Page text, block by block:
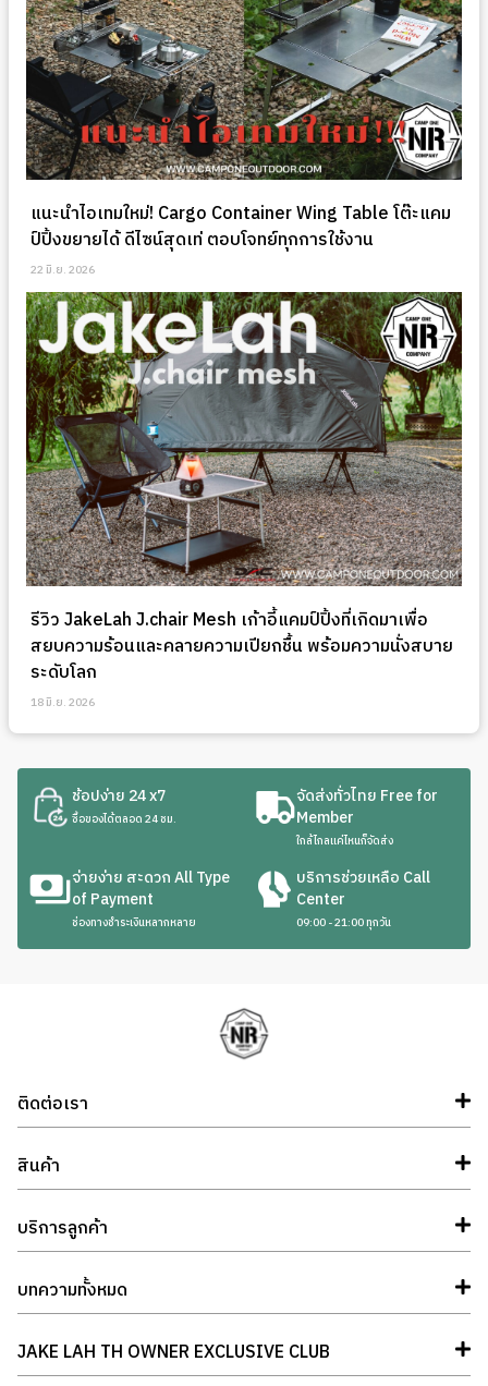
แนะนำไอเทมใหม่! Cargo Container Wing Table โต๊ะแคม
ป์ปิ้งขยายได้ ดีไซน์สุดเท่ ตอบโจทย์ทุกการใช้งาน
22 มิ.ย. 2026
รีวิว JakeLah J.chair Mesh เก้าอี้แคมป์ปิ้งที่เกิดมาเพื่อ
สยบความร้อนและคลายความเปียกชื้น พร้อมความนั่งสบาย
ระดับโลก
18 มิ.ย. 2026
ช้อปง่าย 24 x7
ซื้อของได้ตลอด 24 ชม.
จัดส่งทั่วไทย Free for
Member
ใกล้ไกลแค่ไหนก็จัดส่ง
จ่ายง่าย สะดวก All Type
of Payment
ช่องทางชำระเงินหลากหลาย
บริการช่วยเหลือ Call
Center
09:00 - 21:00 ทุกวัน
ติดต่อเรา
สินค้า
บริการลูกค้า
บทความทั้งหมด
JAKE LAH TH OWNER EXCLUSIVE CLUB